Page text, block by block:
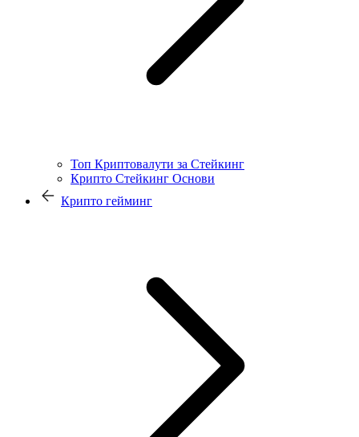
Топ Криптовалути за Стейкинг
Крипто Стейкинг Основи
Крипто гейминг